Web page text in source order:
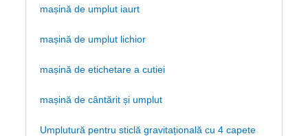
mașină de umplut iaurt
mașină de umplut lichior
mașină de etichetare a cutiei
mașină de cântărit și umplut
Umplutură pentru sticlă gravitațională cu 4 capete